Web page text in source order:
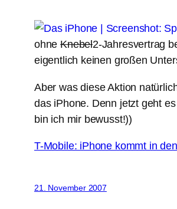
ohneKnebel2-Jahresvertrag
eigentlich keinen großen
Aber was diese Aktion
das iPhone. Denn jetzt geht
bin ich mir bewusst!))
T-Mobile: iPhone kommt in
21. November 2007